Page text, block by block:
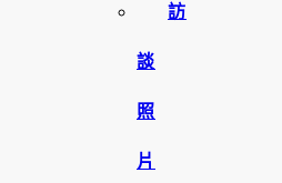
訪
談
照
片